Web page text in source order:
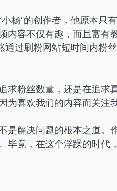
杨”的创作者，他原本只
内容不仅有趣，而且富有
通过刷粉网站短时间内粉
求粉丝数量，还是在追求
喜欢我们的内容而关注
是解决问题的根本之道。
毕竟，在这个浮躁的时代